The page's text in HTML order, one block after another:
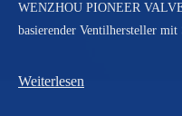
WENZHOU PIONEER
basierender Ventilhersteller
Weiterlesen